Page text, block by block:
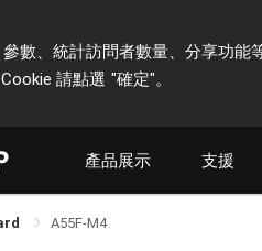
數、統計訪問者數量、分享功
請點選 "確定"。
產品展示 支援
A55F-M4